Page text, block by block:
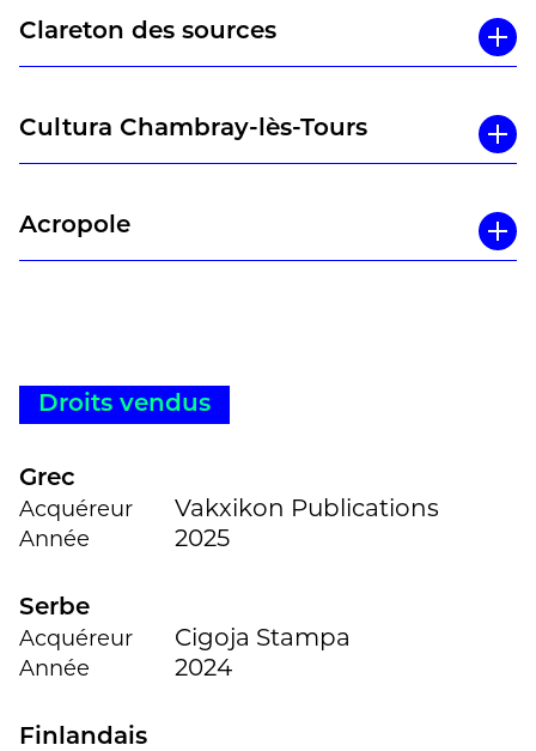
Clareton des sources
Cultura Chambray-lès-Tours
Acropole
Droits vendus
Grec
Acquéreur Vakxikon Publications
Année 2025
Serbe
Acquéreur Cigoja Stampa
Année 2024
Finlandais